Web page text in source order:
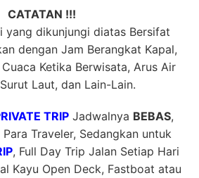
CATATAN !!!
yang dikunjungi diatas Bersifat
dengan Jam Berangkat Kapal,
Ketika Berwisata, Arus Air
Laut, dan Lain-Lain.
TRIP Jadwalnya BEBAS,
Para Traveler, Sedangkan untuk
, Full Day Trip Jalan Setiap Hari
Kayu Open Deck, Fastboat atau